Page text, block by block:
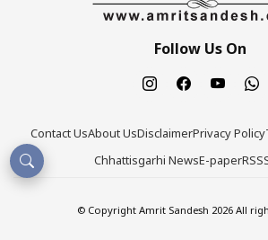
Follow Us On
Contact UsAbout UsDisclaimerPrivacy Policy
Chhattisgarhi NewsE-paperRSS
© Copyright Amrit Sandesh 2026 All